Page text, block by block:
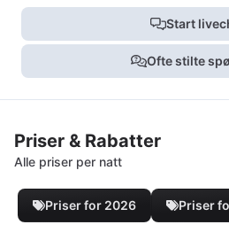
Start
Ofte stilte
Priser & Rabatter
Alle priser per natt
Priser for 2026 Priser